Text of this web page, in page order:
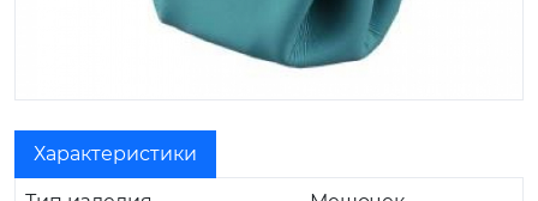
Характеристики